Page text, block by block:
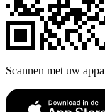
Scannen met uw